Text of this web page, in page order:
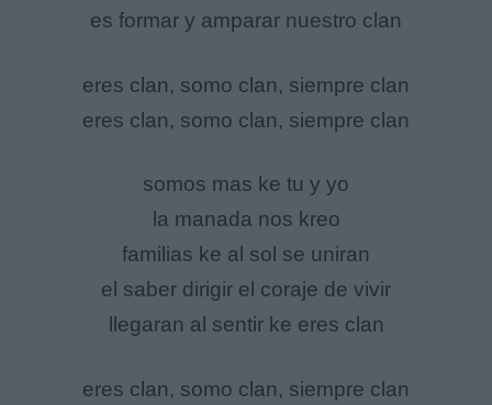
es formar y amparar nuestro clan
eres clan, somo clan, siempre clan
eres clan, somo clan, siempre clan
somos mas ke tu y yo
la manada nos kreo
familias ke al sol se uniran
el saber dirigir el coraje de vivir
llegaran al sentir ke eres clan
eres clan, somo clan, siempre clan